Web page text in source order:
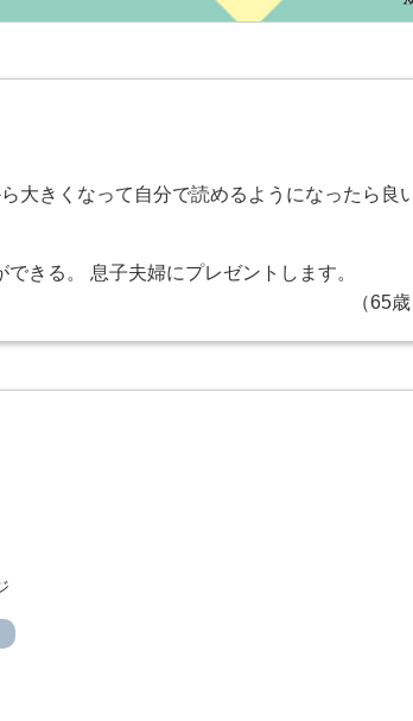
大きくなって自分で読めるようになったら良
きる。 息子夫婦にプレゼントします。
（65歳